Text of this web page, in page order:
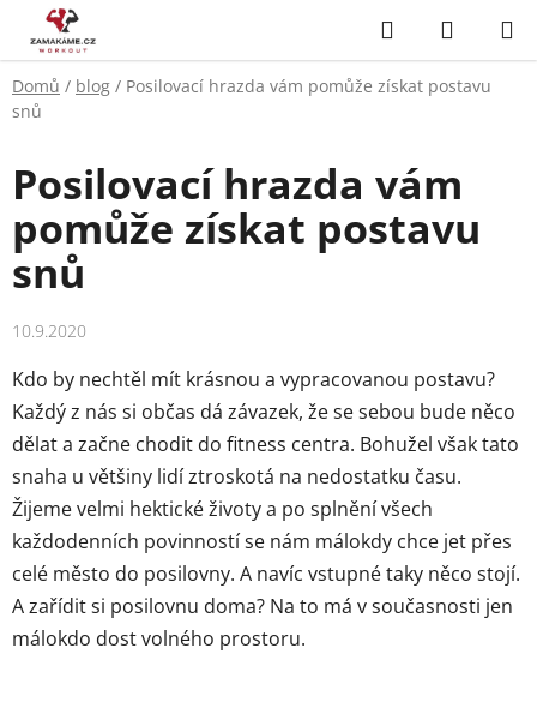
Přejít
obsah
Hledat
KOŠÍK
Domů / blog / Posilovací hrazda vám pomůže získat postavu
snů
Posilovací hrazda vám
pomůže získat postavu
snů
10.9.2020
Kdo by nechtěl mít krásnou a vypracovanou postavu?
Každý z nás si občas dá závazek, že se sebou bude něco
dělat a začne chodit do fitness centra. Bohužel však tato
snaha u většiny lidí ztroskotá na nedostatku času.
Žijeme velmi hektické životy a po splnění všech
každodenních povinností se nám málokdy chce jet přes
celé město do posilovny. A navíc vstupné taky něco stojí.
A zařídit si posilovnu doma? Na to má v současnosti jen
málokdo dost volného prostoru.